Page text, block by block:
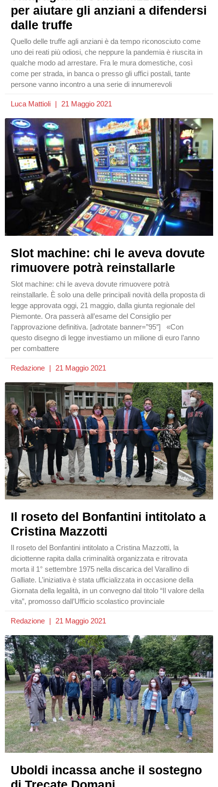
per aiutare gli anziani a difendersi
dalle truffe
Quello delle truffe agli anziani è da tempo riconosciuto come
uno dei reati più odiosi, che neppure la pandemia è riuscita in
qualche modo ad arrestare. Fra le mura domestiche, così
come per strada, in banca o presso gli uffici postali, tante
persone vanno incontro a una serie di innumerevoli
Luca Mattioli 21 Maggio 2021
Slot machine: chi le aveva dovute
rimuovere potrà reinstallarle
Slot machine: chi le aveva dovute rimuovere potrà
reinstallarle. È solo una delle principali novità della proposta di
legge approvata oggi, 21 maggio, dalla giunta regionale del
Piemonte. Ora passerà all’esame del Consiglio per
l’approvazione definitiva. [adrotate banner=”95″] «Con
questo disegno di legge investiamo un milione di euro l’anno
per combattere
Redazione 21 Maggio 2021
Il roseto del Bonfantini intitolato a
Cristina Mazzotti
Il roseto del Bonfantini intitolato a Cristina Mazzotti, la
diciottenne rapita dalla criminalità organizzata e ritrovata
morta il 1° settembre 1975 nella discarica del Varallino di
Galliate. L’iniziativa è stata ufficializzata in occasione della
Giornata della legalità, in un convegno dal titolo “Il valore della
vita”, promosso dall’Ufficio scolastico provinciale
Redazione 21 Maggio 2021
Uboldi incassa anche il sostegno